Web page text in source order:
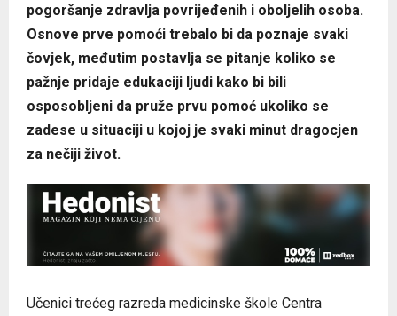
pogoršanje zdravlja povrijeđenih i oboljelih osoba.
Osnove prve pomoći trebalo bi da poznaje svaki
čovjek, međutim postavlja se pitanje koliko se
pažnje pridaje edukaciji ljudi kako bi bili
osposobljeni da pruže prvu pomoć ukoliko se
zadese u situaciji u kojoj je svaki minut dragocjen
za nečiji život.
Učenici trećeg razreda medicinske škole Centra